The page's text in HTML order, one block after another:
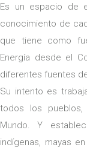
Es un espacio de
conocimiento de
que tiene como
Energía desde el
diferentes fuentes
Su intento es
todos los
Mundo. Y
indígenas, mayas